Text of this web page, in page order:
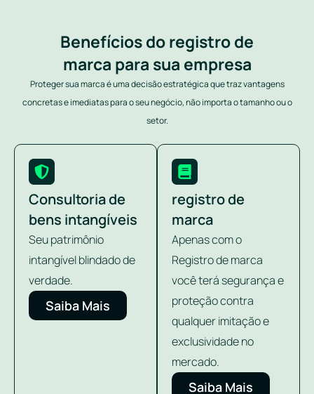
Benefícios do registro de
marca para sua empresa
Proteger sua marca é uma decisão estratégica que traz vantagens
concretas e imediatas para o seu negócio, não importa o tamanho ou o
setor.
Consultoria de
bens intangíveis
Seu patrimônio
intangível blindado de
verdade.
Saiba Mais
registro de
marca
Apenas com o
Registro de marca
você terá segurança e
proteção contra
qualquer imitação e
exclusividade no
mercado.
Saiba Mais